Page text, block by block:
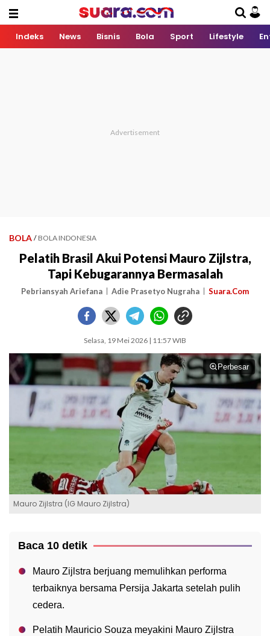
Indeks News Bisnis Bola Sport Lifestyle
BOLA / BOLA INDONESIA
Pelatih Brasil Akui Potensi Mauro Zijlstra,
Tapi Kebugarannya Bermasalah
Pebriansyah Ariefana Adie Prasetyo Nugraha Suara.Com
Selasa, 19 Mei 2026 | 11:57 WIB
Perbesar
Mauro Zijlstra (IG Mauro Zijlstra)
Baca 10 detik
Mauro Zijlstra berjuang memulihkan performa
terbaiknya bersama Persija Jakarta setelah pulih
cedera.
Pelatih Mauricio Souza meyakini Mauro Zijlstra